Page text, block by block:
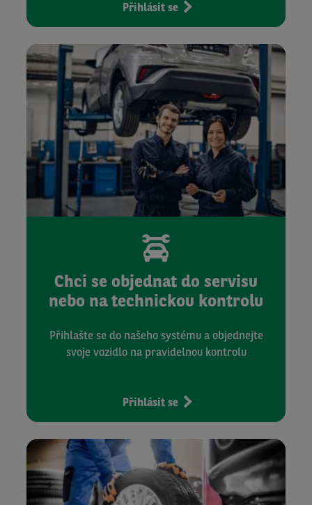
Přihlásit se
Chci se objednat do servisu
nebo na technickou kontrolu
Přihlašte se do našeho systému a objednejte
svoje vozidlo na pravidelnou kontrolu
Přihlásit se